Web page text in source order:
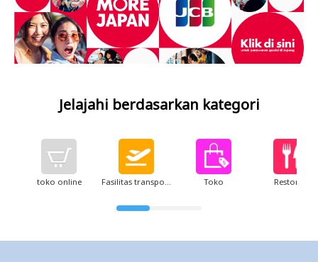
Jelajahi berdasarkan kategori
toko online Fasilitas transportasi Toko Restoran